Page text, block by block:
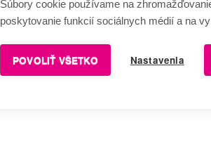
Súbory cookie používame na
poskytovanie funkcií sociálnych médií a na
POVOLIŤ VŠETKO Nastavenia